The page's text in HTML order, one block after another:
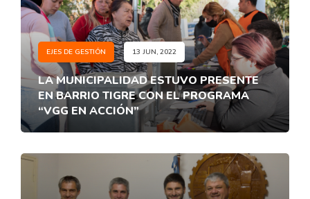
EJES DE GESTIÓN 13 JUN, 2022
LA MUNICIPALIDAD ESTUVO PRESENTE
EN BARRIO TIGRE CON EL PROGRAMA
“VGG EN ACCIÓN”